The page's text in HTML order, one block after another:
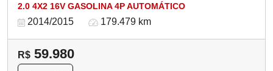
2.0 4X2 16V GASOLINA 4P AUTOMÁTICO
2014/2015 179.479 km
R$ 59.980